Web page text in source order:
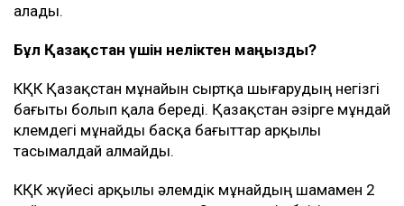
алады.
Бұл Қазақстан үшін неліктен маңызды?
КҚК Қазақстан мұнайын сыртқа шығарудың негізгі
бағыты болып қала береді. Қазақстан әзірге мұндай
көлемдегі мұнайды басқа бағыттар арқылы
тасымалдай алмайды.
КҚК жүйесі арқылы әлемдік мұнайдың шамамен 2